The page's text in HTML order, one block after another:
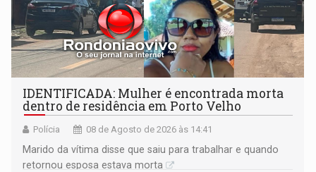
IDENTIFICADA: Mulher é encontrada morta
dentro de residência em Porto Velho
Polícia 08 de Agosto de 2026 às 14:41
Marido da vítima disse que saiu para trabalhar e quando
retornou esposa estava morta